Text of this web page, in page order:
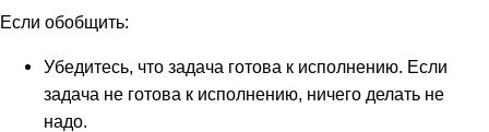
Если обобщить:
Убедитесь, что задача готова к исполнению. Если
задача не готова к исполнению, ничего делать не
надо.